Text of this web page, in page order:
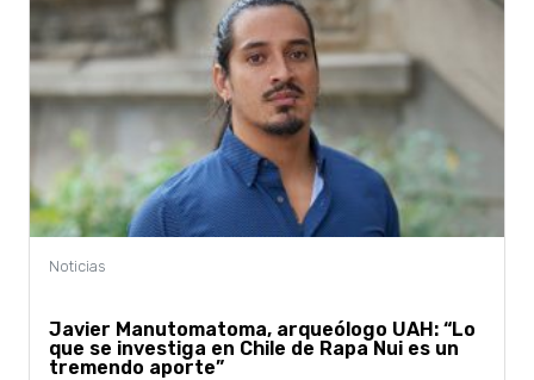
Javier Manutomatoma, arqueólogo UAH: “Lo
que se investiga en Chile de Rapa Nui es un
tremendo aporte”